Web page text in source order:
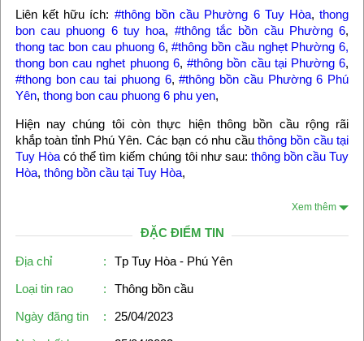
Liên kết hữu ích: #thông bồn cầu Phường 6 Tuy Hòa,thong
bon cau phuong 6 tuy hoa, #thông tắc bồn cầu Phường 6,
thong tac bon cau phuong 6,#thông bồn cầu nghẹt Phường 6,
thong bon cau nghet phuong 6,#thông bồn cầu tại Phường 6,
#thong bon cau tai phuong 6,#thông bồn cầu Phường 6 Phú
Yên, thong bon cau phuong 6 phu yen,
Hiện nay chúng tôi còn thực hiện thông bồn cầu rộng rãi
khắp toàn tỉnh Phú Yên. Các bạn có nhu cầu thông bồn cầu tại
Tuy Hòacó thể tìm kiếm chúng tôi như sau: thông bồn cầu Tuy
Hòa, thông bồn cầu tại Tuy Hòa,
Xem thêm
ĐẶC ĐIỂM TIN
Địa chỉ :
Tp Tuy Hòa - Phú Yên
Loại tin rao
:
Thông bồn cầu
Ngày đăng tin
:
25/04/2023